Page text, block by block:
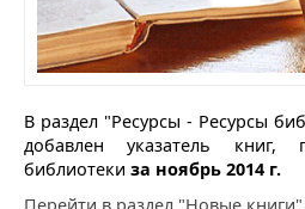
В раздел "Ресурсы - Ресурсы
добавлен указатель
библиотеки за ноябрь 2014 г.
Перейти в раздел "Новые книги"